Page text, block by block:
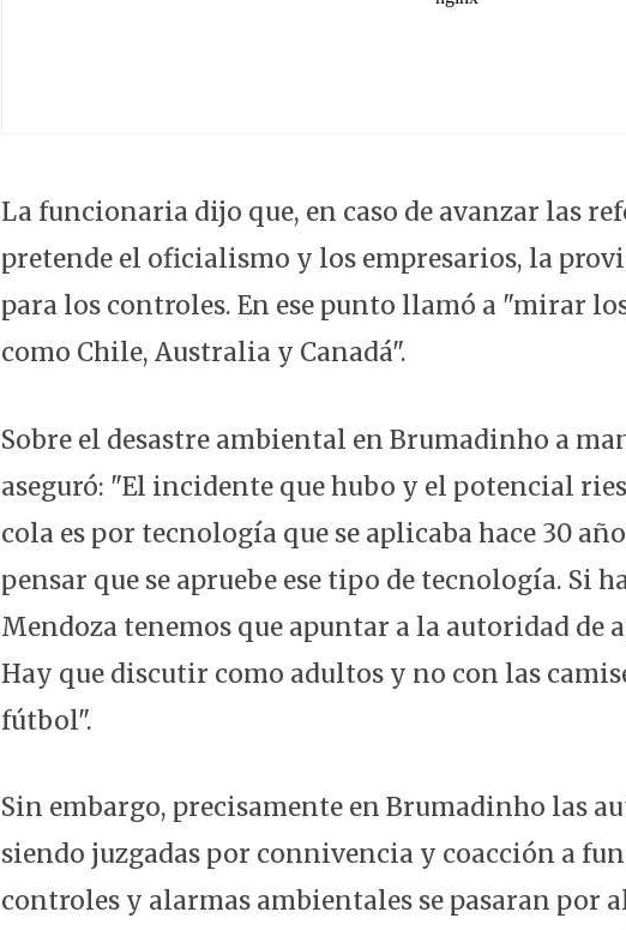
La funcionaria dijo que, en caso de avanzar las
pretende el oficialismo y los empresarios, la
para los controles. En ese punto llamó a "mirar
como Chile, Australia y Canadá".
Sobre el desastre ambiental en Brumadinho a
aseguró: "El incidente que hubo y el potencial
cola es por tecnología que se aplicaba hace 30
pensar que se apruebe ese tipo de tecnología. Si
Mendoza tenemos que apuntar a la autoridad de
Hay que discutir como adultos y no con las
fútbol".
Sin embargo, precisamente en Brumadinho las
siendo juzgadas por connivencia y coacción a
controles y alarmas ambientales se pasaran por